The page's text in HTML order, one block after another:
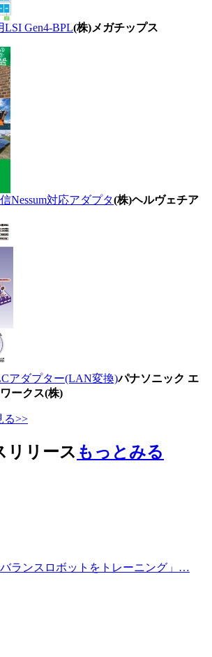
LSI Gen4-BPL(株)メガチップス
Nessum対応アダプタ(株)ヘルヴェチア
アダプター(LAN変換)パナソニック エ
ークス(株)
る>>
リリース もっとみる
バランスロボットをトレーニング」…